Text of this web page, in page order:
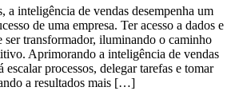
a inteligência de vendas desempenha um
de uma empresa. Ter acesso a dados e
ser transformador, iluminando o caminho
Aprimorando a inteligência de vendas
escalar processos, delegar tarefas e tomar
a resultados mais […]